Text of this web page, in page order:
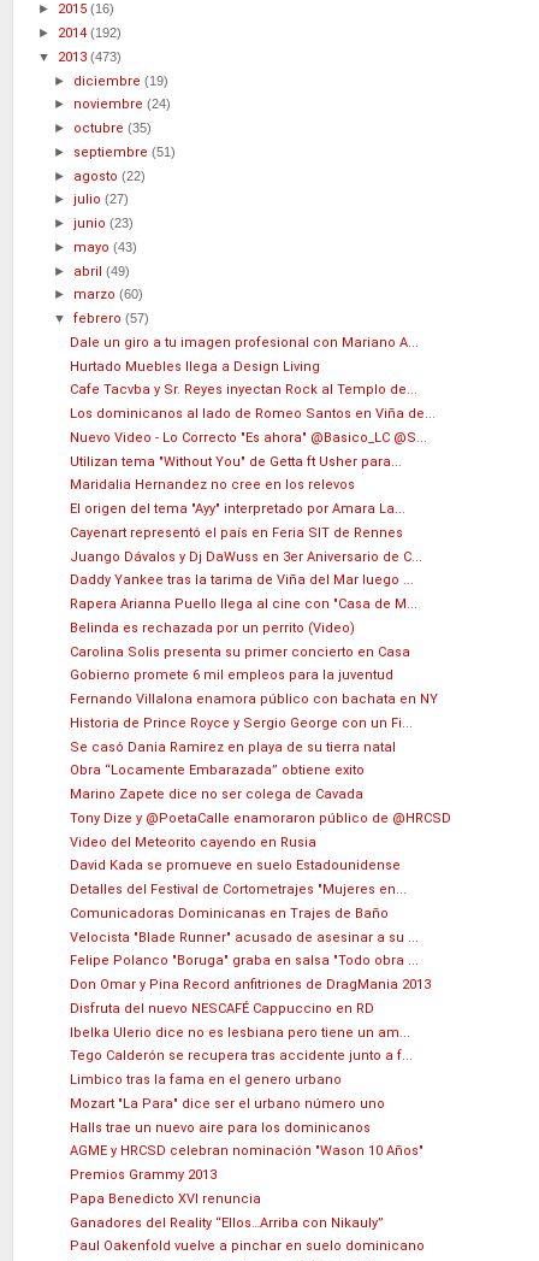
► 2015 (16)
► 2014 (192)
▼ 2013 (473)
► diciembre(19)
► noviembre(24)
► octubre(35)
► septiembre(51)
► agosto(22)
►julio(27)
►junio(23)
► mayo(43)
► abril(49)
► marzo(60)
▼febrero(57)
Dale un giro a tu imagen profesional con Mariano A...
Hurtado Muebles llega a Design Living
Cafe Tacvba y Sr. Reyes inyectan Rock al Templo de...
Los dominicanos al lado de Romeo Santos en Viña de...
Nuevo Video - Lo Correcto "Es ahora" @Basico_LC @S...
Utilizan tema "Without You" de Getta ft Usher para...
Maridalia Hernandez no cree en los relevos
El origen del tema "Ayy" interpretado por Amara La...
Cayenart representó el país en Feria SIT de Rennes
Juango Dávalos y Dj DaWuss en 3er Aniversario de C...
Daddy Yankee tras la tarima de Viña del Mar luego ...
Rapera Arianna Puello llega al cine con "Casa de M...
Belinda es rechazada por un perrito (Video)
Carolina Solis presenta su primer concierto en Casa
Gobierno promete 6 mil empleos para la juventud
Fernando Villalona enamora público con bachata en NY
Historia de Prince Royce y Sergio George con un Fi...
Se casó Dania Ramirez en playa de su tierra natal
Obra “Locamente Embarazada” obtiene exito
Marino Zapete dice no ser colega de Cavada
Tony Dize y @PoetaCalle enamoraron público de @HRCSD
Video del Meteorito cayendo en Rusia
David Kada se promueve en suelo Estadounidense
Detalles del Festival de Cortometrajes "Mujeres en...
Comunicadoras Dominicanas en Trajes de Baño
Velocista "Blade Runner" acusado de asesinar a su ...
Felipe Polanco "Boruga" graba en salsa "Todo obra ...
Don Omar y Pina Record anfitriones de DragMania 2013
Disfruta del nuevo NESCAFÉ Cappuccino en RD
Ibelka Ulerio dice no es lesbiana pero tiene un am...
Tego Calderón se recupera tras accidente junto a f...
Limbico tras la fama en el genero urbano
Mozart "La Para" dice ser el urbano número uno
Halls trae un nuevo aire para los dominicanos
AGME y HRCSD celebran nominación "Wason 10 Años"
Premios Grammy 2013
Papa Benedicto XVI renuncia
Ganadores del Reality “Ellos…Arriba con Nikauly”
Paul Oakenfold vuelve a pinchar en suelo dominicano